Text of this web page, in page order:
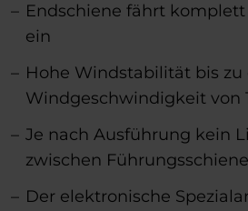
Endschiene fährt
ein
Hohe Windstabilität bis
Windgeschwindigkeit von
Je nach Ausführung kein
zwischen
Der elektronische